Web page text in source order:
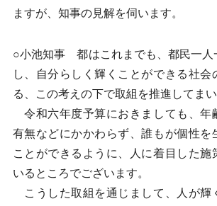
ますが、知事の見解を伺います。
○小池知事 都はこれまでも、都民一人
し、自分らしく輝くことができる社会
る、この考えの下で取組を推進してまい
令和六年度予算におきましても、年
有無などにかかわらず、誰もが個性を
ことができるように、人に着目した施
いるところでございます。
こうした取組を通じまして、人が輝